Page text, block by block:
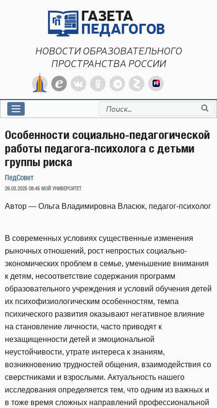
НОВОСТИ ОБРАЗОВАТЕЛЬНОГО
ПРОСТРАНСТВА РОССИИ
Искать:
Особенности социально-педагогической
работы педагога-психолога с детьми
группы риска
ПедСовет
ОПУБЛИКОВАНО
26.03.2025 08:45 МОЙ УНИВЕРСИТЕТ
Автор — Ольга Владимировна Власюк, педагог-психолог
В современных условиях существенные изменения
рыночных отношений, рост непростых социально-
экономических проблем в семье, уменьшение внимания
к детям, несоответствие содержания программ
образовательного учреждения и условий обучения детей
их психофизиологическим особенностям, темпа
психического развития оказывают негативное влияние
на становление личности, часто приводят к
незащищенности детей и эмоциональной
неустойчивости, утрате интереса к знаниям,
возникновению трудностей общения, взаимодействия со
сверстниками и взрослыми. Актуальность нашего
исследования определяется тем, что одним из важных и
в тоже время сложных направлений профессиональной